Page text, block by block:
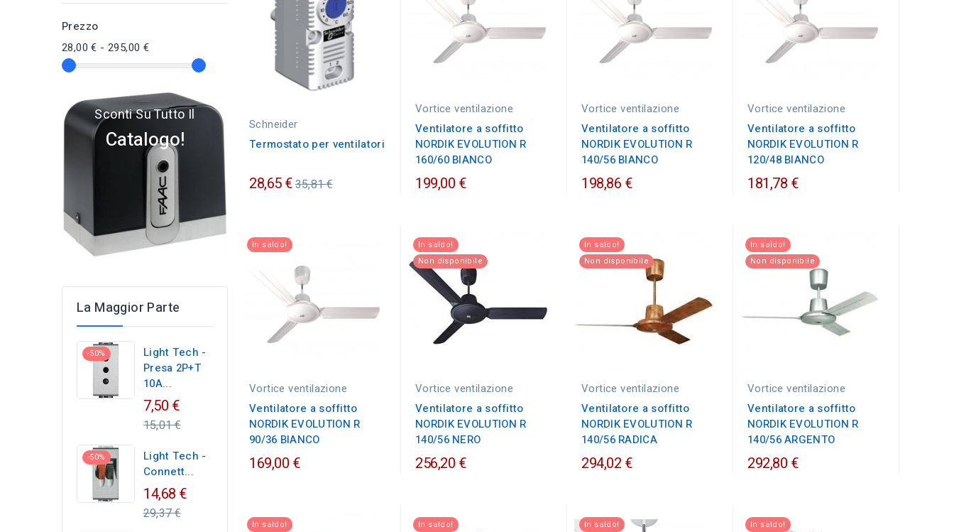
Prezzo
28,00 € - 295,00 €
Sconti Su Tutto Il
Catalogo!
La Maggior Parte
-50%
Light Tech -
Presa 2P+T
10A...
7,50 €Regular
price
15,01 €
-50%
Light Tech -
Connett...
14,68 €Regular
29,37 €
Schneider
Termostato per ventilatori
28,65 €Prezzo
35,81 €
Vortice ventilazione
Ventilatore a soffitto
NORDIK EVOLUTION R
160/60 BIANCO
199,00 €
Vortice ventilazione
Ventilatore a soffitto
NORDIK EVOLUTION R
140/56 BIANCO
198,86 €
Vortice ventilazione
Ventilatore a soffitto
NORDIK EVOLUTION R
120/48 BIANCO
181,78 €
In saldo!
Vortice ventilazione
Ventilatore a soffitto
NORDIK EVOLUTION R
90/36 BIANCO
169,00 €
In saldo!
Non disponibile
Vortice ventilazione
Ventilatore a soffitto
NORDIK EVOLUTION R
140/56 NERO
256,20 €
In saldo!
Non disponibile
Vortice ventilazione
Ventilatore a soffitto
NORDIK EVOLUTION R
140/56 RADICA
294,02 €
In saldo!
Non disponibile
Vortice ventilazione
Ventilatore a soffitto
NORDIK EVOLUTION R
140/56 ARGENTO
292,80 €
In saldo!
In saldo!
In saldo! In saldo!